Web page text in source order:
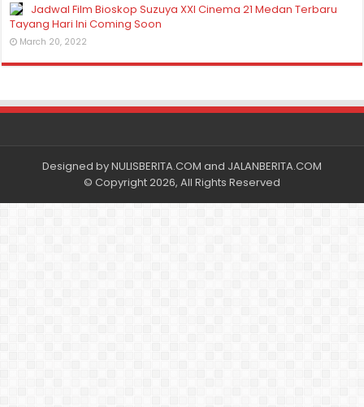
Jadwal Film Bioskop Suzuya XXI Cinema 21 Medan Terbaru
Tayang Hari Ini Coming Soon
March 20, 2022
Designed byNULISBERITA.COM and JALANBERITA.COM
© Copyright 2026, All Rights Reserved